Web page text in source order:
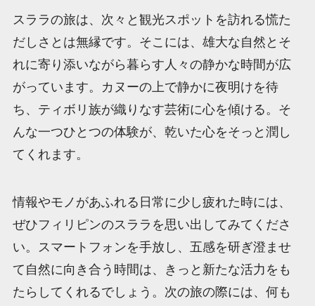
スララの旅は、次々と観光スポットを訪れる慌た
だしさとは無縁です。そこには、雄大な自然とそ
れに寄り添いながら暮らす人々の静かな時間が広
がっています。カヌーの上で静かに夜明けを待
ち、ティボリ族が織りなす芸術に心を傾ける。そ
んな一つひとつの体験が、乾いた心をそっと潤し
てくれます。
情報やモノがあふれる日常に少し疲れた時には、
ぜひフィリピンのスララを思い出してみてくださ
い。スマートフォンを手放し、五感を研ぎ澄ませ
て自然に向き合う時間は、きっと新たな活力をも
たらしてくれるでしょう。次の旅の際には、何も